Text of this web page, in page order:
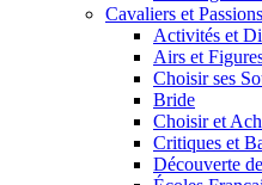
Cavaliers et Passions
Activités et
Airs et
Choisir ses
Bride
Choisir et
Critiques et
Découverte